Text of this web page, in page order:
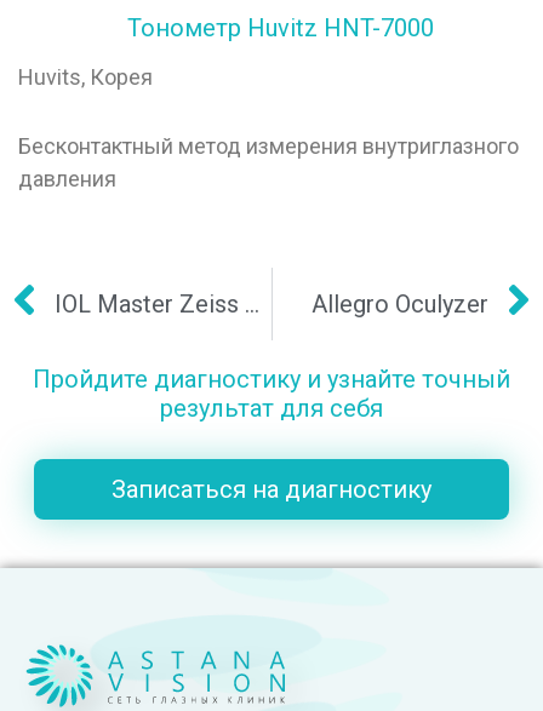
Тонометр Huvitz HNT-7000
Huvits, Корея
Бесконтактный метод измерения внутриглазного
давления
IOL Master Zeiss 500 Allegro Oculyzer
Пройдите диагностику и узнайте точный
результат для себя
Записаться на диагностику